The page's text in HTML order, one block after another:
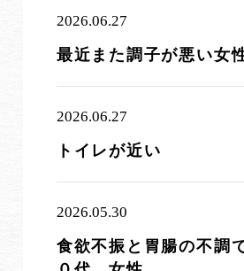
2026.06.27
最近また調子が悪い女
2026.06.27
トイレが近い
2026.05.30
食欲不振と胃腸の不調